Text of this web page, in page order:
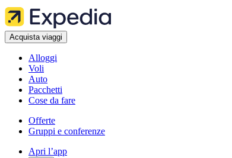
Acquista viaggi
Alloggi
Voli
Auto
Pacchetti
Cose da fare
Offerte
Gruppi e conferenze
Apri l’app